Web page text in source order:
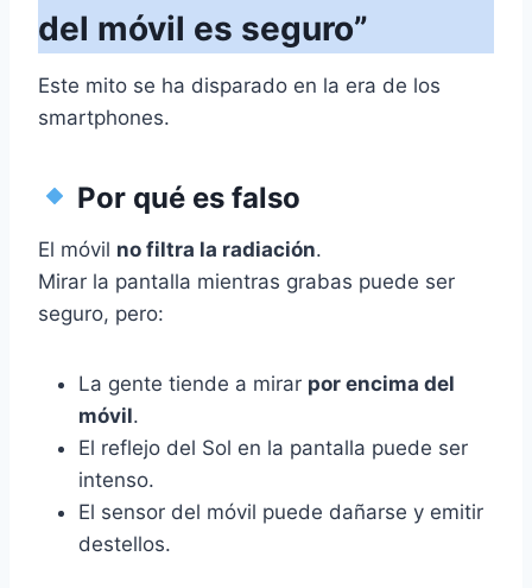
del móvil es seguro”
Este mito se ha disparado en la era de los
smartphones.
Por qué es falso
El móvil no filtra la radiación.
Mirar la pantalla mientras grabas puede ser
seguro, pero:
La gente tiende a mirar por encima del
móvil.
El reflejo del Sol en la pantalla puede ser
intenso.
El sensor del móvil puede dañarse y emitir
destellos.